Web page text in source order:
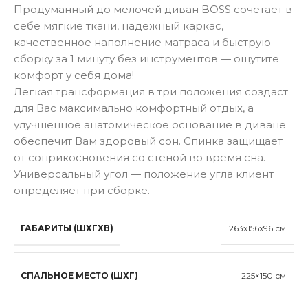
Продуманный до мелочей диван BOSS сочетает в
себе мягкие ткани, надежный каркас,
качественное наполнение матраса и быструю
сборку за 1 минуту без инструментов — ощутите
комфорт у себя дома!
Легкая трансформация в три положения создаст
для Вас максимально комфортный отдых, а
улучшенное анатомическое основание в диване
обеспечит Вам здоровый сон. Спинка защищает
от соприкосновения со стеной во время сна.
Универсальный угол — положение угла клиент
определяет при сборке.
ГАБАРИТЫ (ШХГХВ) 263x156x96 см
СПАЛЬНОЕ МЕСТО (ШХГ) 225×150 см